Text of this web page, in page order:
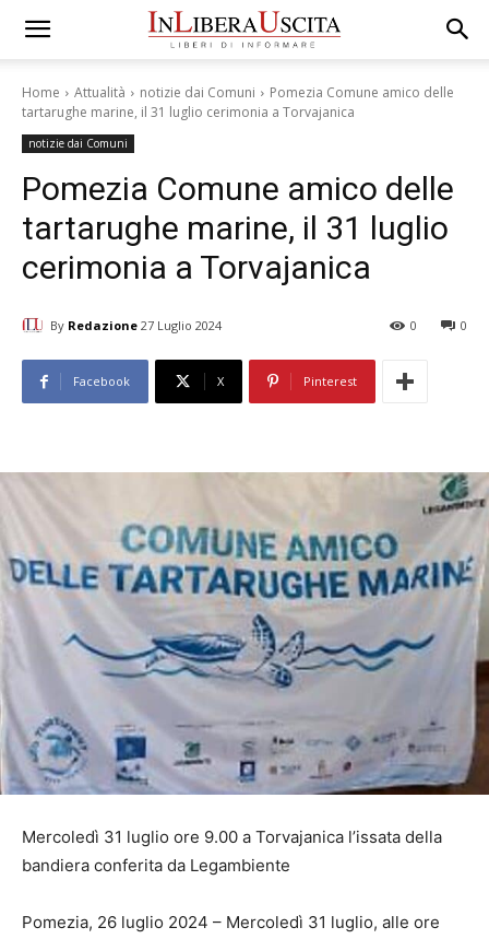
Home Attualità notizie dai Comuni
Pomezia Comune amico delle
tartarughe marine, il 31 luglio cerimonia a Torvajanica
notizie dai Comuni
Pomezia Comune amico delle
tartarughe marine, il 31 luglio
cerimonia a Torvajanica
By Redazione 27 Luglio 2024 0
0
Facebook X Pinterest
Mercoledì 31 luglio ore 9.00 a Torvajanica l’issata della
bandiera conferita da Legambiente
Pomezia, 26 luglio 2024 – Mercoledì 31 luglio, alle ore